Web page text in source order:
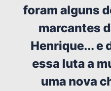
foram alguns
marcantes
Henrique... e
essa luta a
uma nova